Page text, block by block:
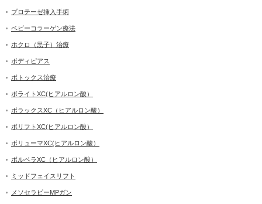
プロテーゼ挿入手術
ベビーコラーゲン療法
ホクロ（黒子）治療
ボディピアス
ボトックス治療
ボライトXC(ヒアルロン酸）
ボラックスXC（ヒアルロン酸）
ボリフトXC(ヒアルロン酸）
ボリューマXC(ヒアルロン酸）
ボルベラXC（ヒアルロン酸）
ミッドフェイスリフト
メソセラピーMPガン